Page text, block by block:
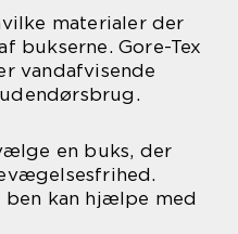
materialer der
bukserne. Gore-Tex
vandafvisende
en buks, der
kan hjælpe med